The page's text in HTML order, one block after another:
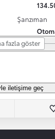
Şanzıman
fazla göster
iletişime geç